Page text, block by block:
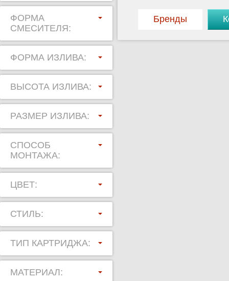
ФОРМА
СМЕСИТЕЛЯ:
ФОРМА ИЗЛИВА:
ВЫСОТА ИЗЛИВА:
РАЗМЕР ИЗЛИВА:
СПОСОБ
МОНТАЖА:
ЦВЕТ:
СТИЛЬ:
ТИП КАРТРИДЖА:
МАТЕРИАЛ:
Бренды